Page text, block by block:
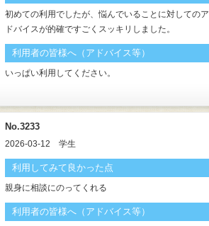
初めての利用でしたが、悩んでいることに対してのア
ドバイスが的確ですごくスッキリしました。
利用者の皆様へ（アドバイス等）
いっぱい利用してください。
No.3233
2026-03-12 学生
利用してみて良かった点
親身に相談にのってくれる
利用者の皆様へ（アドバイス等）